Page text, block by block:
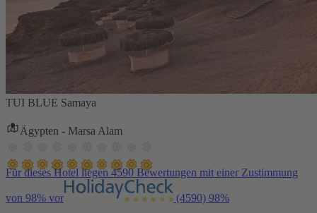
TUI BLUE Samaya
Ägypten - Marsa Alam
Für dieses Hotel liegen 4590 Bewertungen mit einer Zustimmung
von 98% vor (4590) 98%